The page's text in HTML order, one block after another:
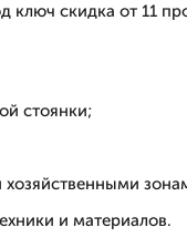
ключ скидка от 11
стоянки;
хозяйственными
и материалов.